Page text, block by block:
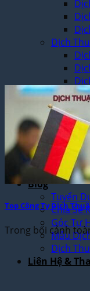
Dịch
Dịch Vụ
Dịch
Dịch Vụ
Blog
Tuyển
Chia Sẻ
Góc Tự
Mẫu
Dịch
Liên Hệ &
Top Công Ty Dịch
Trong bối cảnh